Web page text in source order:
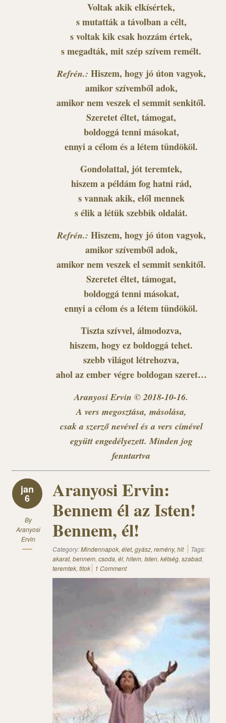
Voltak akik elkísértek,
s mutatták a távolban a célt,
s voltak kik csak hozzám értek,
s megadták, mit szép szívem remélt.
Refrén.: Hiszem, hogy jó úton vagyok,
amikor szívemből adok,
amikor nem veszek el semmit senkitől.
Szeretet éltet, támogat,
boldoggá tenni másokat,
ennyi a célom és a létem tündököl.
Gondolattal, jót teremtek,
hiszem a példám fog hatni rád,
s vannak akik, elől mennek
s élik a létük szebbik oldalát.
Refrén.: Hiszem, hogy jó úton vagyok,
amikor szívemből adok,
amikor nem veszek el semmit senkitől.
Szeretet éltet, támogat,
boldoggá tenni másokat,
ennyi a célom és a létem tündököl.
Tiszta szívvel, álmodozva,
hiszem, hogy ez boldoggá tehet.
szebb világot létrehozva,
ahol az ember végre boldogan szeret…
Aranyosi Ervin © 2018-10-16.
A vers megosztása, másolása,
csak a szerző nevével és a vers címével
együtt engedélyezett. Minden jog
fenntartva
jan
6
By
Aranyosi
Ervin
Aranyosi Ervin:
Bennem él az Isten!
Bennem, él!
Category:Mindennapok, élet, gyász, remény, hit
Tags:
akarat, bennem, csoda, él, hitem, Isten, kétség, szabad,
teremtek, titok 1 Comment